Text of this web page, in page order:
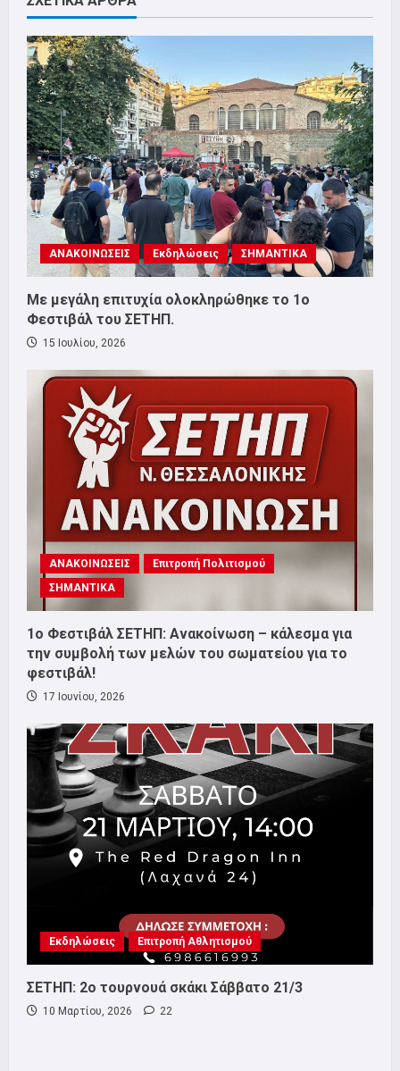
ΑΝΑΚΟΙΝΩΣΕΙΣ Εκδηλώσεις ΣΗΜΑΝΤΙΚΑ
Με μεγάλη επιτυχία ολοκληρώθηκε το 1ο
Φεστιβάλ του ΣΕΤΗΠ.
15 Ιουλίου, 2026
ΑΝΑΚΟΙΝΩΣΕΙΣ
Επιτροπή Πολιτισμού
ΣΗΜΑΝΤΙΚΑ
1o Φεστιβάλ ΣΕΤΗΠ: Ανακοίνωση – κάλεσμα για
την συμβολή των μελών του σωματείου για το
φεστιβάλ!
17 Ιουνίου, 2026
Εκδηλώσεις Επιτροπή Αθλητισμού
ΣΕΤΗΠ: 2ο τουρνουά σκάκι Σάββατο 21/3
10 Μαρτίου, 2026 22